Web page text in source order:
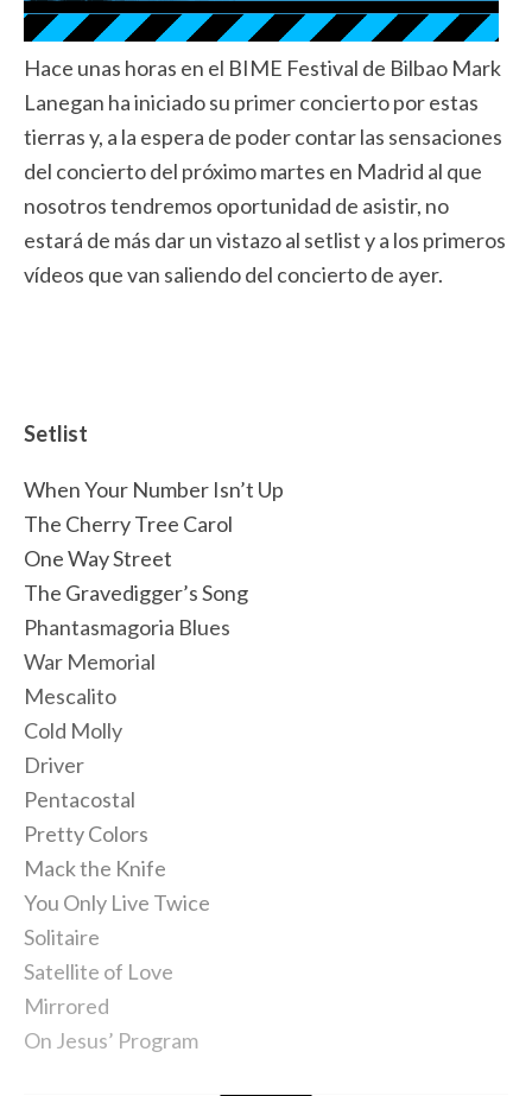
Hace unas horas en el BIME Festival de Bilbao Mark
Lanegan ha iniciado su primer concierto por estas
tierras y, a la espera de poder contar las sensaciones
del concierto del próximo martes en Madrid al que
nosotros tendremos oportunidad de asistir, no
estará de más dar un vistazo al setlist y a los primeros
vídeos que van saliendo del concierto de ayer.
Setlist
When Your Number Isn’t Up
The Cherry Tree Carol
One Way Street
The Gravedigger’s Song
Phantasmagoria Blues
War Memorial
Mescalito
Cold Molly
Driver
Pentacostal
Pretty Colors
Mack the Knife
You Only Live Twice
Solitaire
Satellite of Love
Mirrored
On Jesus’ Program